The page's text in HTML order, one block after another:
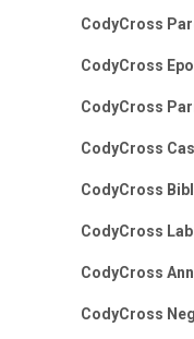
CodyCross
CodyCross
CodyCross
CodyCross
CodyCross
CodyCross
CodyCross
CodyCross